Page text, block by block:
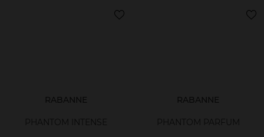
RABANNE
PHANTOM INTENSE
RABANNE
PHANTOM PARFUM